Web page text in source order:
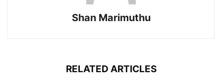
Shan Marimuthu
RELATED ARTICLES